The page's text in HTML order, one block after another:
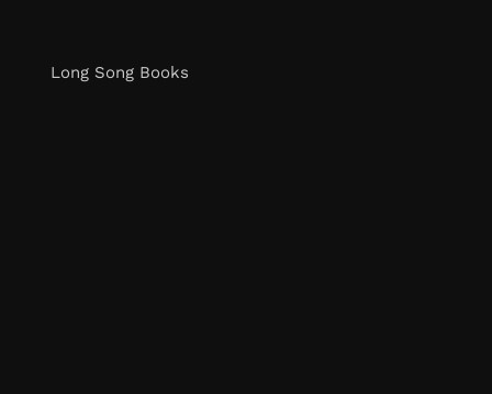
Long Song Books